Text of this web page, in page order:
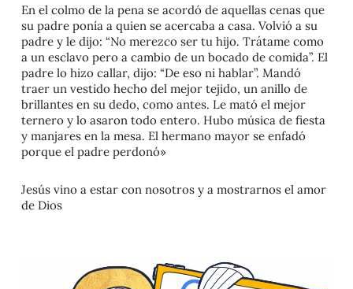
En el colmo de la pena se acordó de aquellas cenas que
su padre ponía a quien se acercaba a casa. Volvió a su
padre y le dijo: “No merezco ser tu hijo. Trátame como
a un esclavo pero a cambio de un bocado de comida”. El
padre lo hizo callar, dijo: “De eso ni hablar”. Mandó
traer un vestido hecho del mejor tejido, un anillo de
brillantes en su dedo, como antes. Le mató el mejor
ternero y lo asaron todo entero. Hubo música de fiesta
y manjares en la mesa. El hermano mayor se enfadó
porque el padre perdonó»
Jesús vino a estar con nosotros y a mostrarnos el amor
de Dios